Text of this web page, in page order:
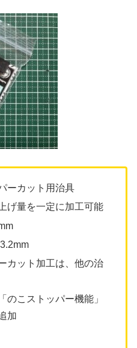
ーカット用治具
げ量を一定に加工可能
カット加工は、他の治
のこストッパー機能」
加